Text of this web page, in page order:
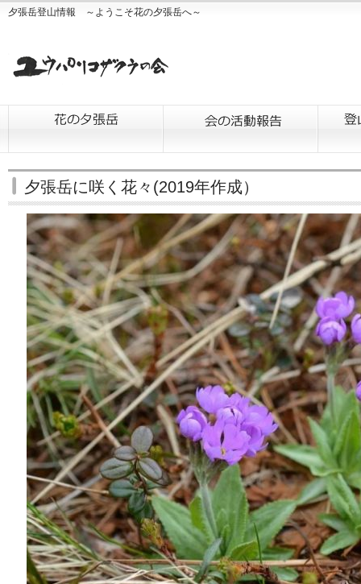
夕張岳登山情報 ～ようこそ花の夕張岳へ～
夕張岳に咲く花々(2019年作成）